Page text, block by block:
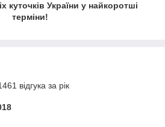
куточків України у найкоротші
терміни!
відгука за рік